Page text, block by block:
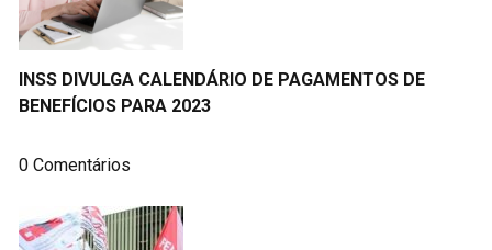
INSS DIVULGA CALENDÁRIO DE PAGAMENTOS DE
BENEFÍCIOS PARA 2023
0 Comentários